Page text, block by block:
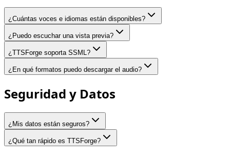
¿Cuántas voces e idiomas están disponibles?
¿Puedo escuchar una vista previa?
¿TTSForge soporta SSML?
¿En qué formatos puedo descargar el audio?
Seguridad y Datos
¿Mis datos están seguros?
¿Qué tan rápido es TTSForge?